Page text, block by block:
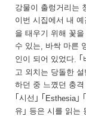
강물이 출렁거리는
이번 시집에서 내
을 태우기 위해 꽃
수 있는, 바싹 마른
인이 되어 있었다
｢
고 외치는 당돌한
하던 중 느꼈던 충
｢ 시선 ｣ ｢ Esthesia ｣ ｢
유 ｣ 등은 시를 읽는